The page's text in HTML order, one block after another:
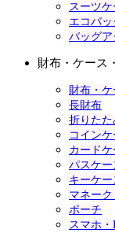
スーツ
エコバッ
バッグア
財布・ケース
財布・
長財布
折りた
コインケ
カードケ
パスケー
キーケー
マネー
ポーチ
スマホ